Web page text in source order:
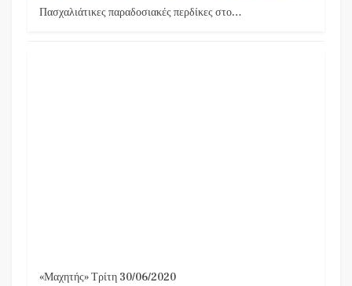
Πασχαλιάτικες παραδοσιακές περδίκες στο…
«Μαχητής» Τρίτη 30/06/2020